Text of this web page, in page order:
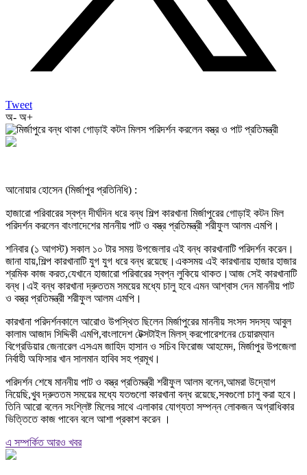
Tweet
অ- অ+
আনোয়ার হোসেন (মির্জাপুর প্রতিনিধি) :
হাজারো পরিবারের স্বপ্ন দীর্ঘদিন ধরে বন্ধ শিল্প কারখানা মির্জাপুরের গোড়াই কটন মিল
পরিদর্শন করলেন বাংলাদেশের মাননীয় পাট ও বস্ত্র প্রতিমন্ত্রী শরীফুল আলম এমপি।
শনিবার (১ আগস্ট) সকাল ১০ টার সময় উপজেলার এই বন্ধ কারখানাটি পরিদর্শন করেন।
জানা যায়,শিল্প কারখানাটি যুগ যুগ ধরে বন্ধ রয়েছে।একসময় এই কারখানায় হাজার হাজার
শ্রমিক কাজ করত,যেখানে হাজারো পরিবারের স্বপ্ন লুকিয়ে থাকত।আজ সেই কারখানাটি
বন্ধ।এই বন্ধ কারখানা দ্রুততম সময়ের মধ্যে চালু হবে এমন আশ্বাস দেন মাননীয় পাট
ও বস্ত্র প্রতিমন্ত্রী শরীফুল আলম এমপি।
কারখানা পরিদর্শনকালে আরোও উপস্থিত ছিলেন মির্জাপুরের মাননীয় সংসদ সদস্য আবুল
কালাম আজাদ সিদ্দিকী এমপি,বাংলাদেশ টেক্সটাইল মিলস্ করপোরেশনের চেয়ারম্যান
বিগ্রেডিয়ার জেনারেল এসএম জাহিদ হাসান ও সচিব ফিরোজ আহমেদ, মির্জাপুর উপজেলা
নির্বাহী অফিসার খান সালমান হাবিব সহ প্রমূখ।
পরিদর্শন শেষে মাননীয় পাট ও বস্ত্র প্রতিমন্ত্রী শরীফুল আলম বলেন,আমরা উদ্যোগ
নিয়েছি,খুব দ্রুততম সময়ের মধ্যে যতগুলো কারখানা বন্ধ রয়েছে,সবগুলো চালু করা হবে।
তিনি আরো বলেন সংশ্লিষ্ট মিলের সাথে এলাকার যোগ্যতা সম্পন্ন লোকজন অগ্রাধিকার
ভিত্তিতে কাজ পাবেন বলে আশা প্রকাশ করেন ।
এ সম্পর্কিত আরও খবর